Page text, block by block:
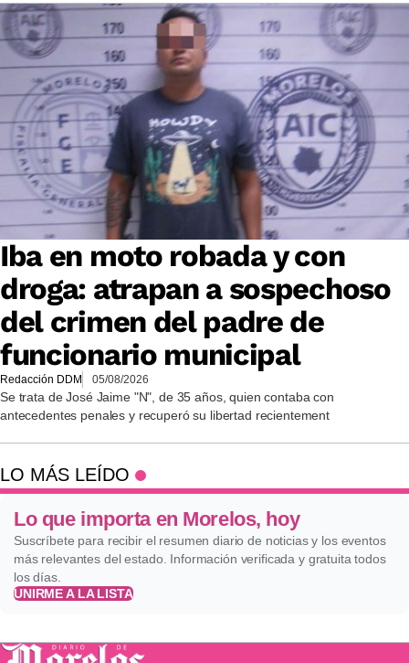
Iba en moto robada y con
droga: atrapan a sospechoso
del crimen del padre de
funcionario municipal
Redacción DDM 05/08/2026
Se trata de José Jaime "N", de 35 años, quien contaba con
antecedentes penales y recuperó su libertad recientement
LO MÁS LEÍDO
Lo que importa en Morelos, hoy
Suscríbete para recibir el resumen diario de noticias y los eventos
más relevantes del estado. Información verificada y gratuita todos
los días.
UNIRME A LA LISTA